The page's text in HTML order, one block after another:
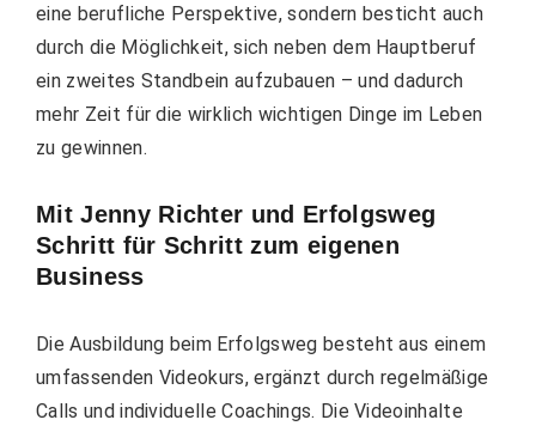
eine berufliche Perspektive, sondern besticht auch
durch die Möglichkeit, sich neben dem Hauptberuf
ein zweites Standbein aufzubauen – und dadurch
mehr Zeit für die wirklich wichtigen Dinge im Leben
zu gewinnen.
Mit Jenny Richter und Erfolgsweg
Schritt für Schritt zum eigenen
Business
Die Ausbildung beim Erfolgsweg besteht aus einem
umfassenden Videokurs, ergänzt durch regelmäßige
Calls und individuelle Coachings. Die Videoinhalte